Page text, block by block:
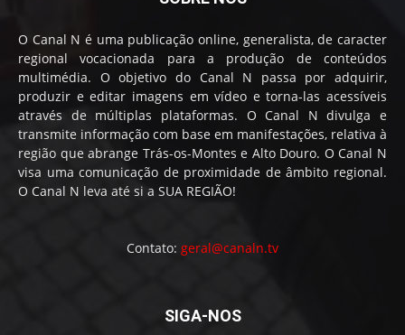
O Canal N é uma publicação online, generalista, de caracter
regional vocacionada para a produção de conteúdos
multimédia. O objetivo do Canal N passa por adquirir,
produzir e editar imagens em vídeo e torna-las acessíveis
através de múltiplas plataformas. O Canal N divulga e
transmite informação com base em manifestações, relativa à
região que abrange Trás-os-Montes e Alto Douro. O Canal N
visa uma comunicação de proximidade de âmbito regional.
O Canal N leva até si a SUA REGIÃO!
Contato: geral@canaln.tv
SIGA-NOS